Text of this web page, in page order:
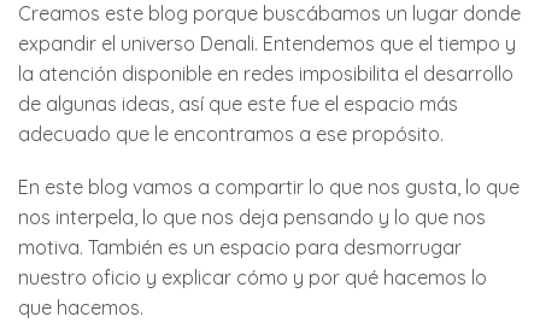
Creamos este blog porque buscábamos un lugar donde
expandir el universo Denali. Entendemos que el tiempo y
la atención disponible en redes imposibilita el desarrollo
de algunas ideas, así que este fue el espacio más
adecuado que le encontramos a ese propósito.
En este blog vamos a compartir lo que nos gusta, lo que
nos interpela, lo que nos deja pensando y lo que nos
motiva. También es un espacio para desmorrugar
nuestro oficio y explicar cómo y por qué hacemos lo
que hacemos.